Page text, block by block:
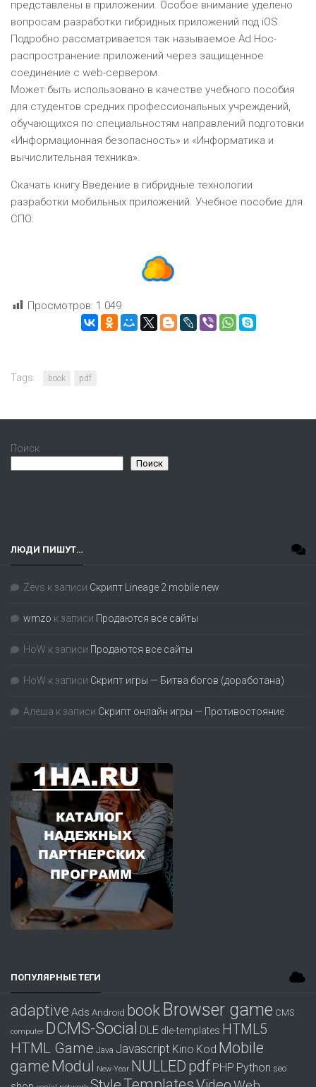
представлены в приложении. Особое внимание уделено
вопросам разработки гибридных приложений под iOS.
Подробно рассматривается так называемое Ad Hoc-
распространение приложений через защищенное
соединение с web-сервером.
Может быть использовано в качестве учебного пособия
для студентов средних профессиональных учреждений,
обучающихся по специальностям направлений подготовки
«Информационная безопасность» и «Информатика и
вычислительная техника».
Скачать книгу Введение в гибридные технологии
разработки мобильных приложений. Учебное пособие для
СПО.
Просмотров: 1 049
Tags: book pdf
Поиск
Поиск
ЛЮДИ ПИШУТ…
Zevs к записи Скрипт Lineage 2 mobile new
wmzo к записи Продаются все сайты
HoW к записи Продаются все сайты
HoW к записи Скрипт игры — Битва богов (доработана)
Алеша к записи Скрипт онлайн игры — Противостояние
ПОПУЛЯРНЫЕ ТЕГИ
adaptive Ads Android book Browser game CMS
computer DCMS-Social DLE dle-templates HTML5
HTML Game Java Javascript Kino Kod Mobile
gameModul New-Year NULLED pdf PHP Python seo